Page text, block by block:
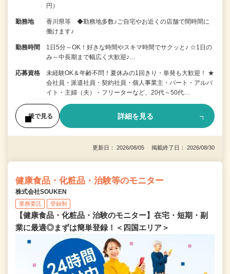
円）
勤務地
香川県等 ◆勤務地多数♪ご自宅やお近くの店舗で間時間に
働けます♪
勤務時間
1日5分～OK！好きな時間やスキマ時間でサクッと♪ ☆1日の
み～中長期まで幅広く大歓迎♪…
応募資格
未経験OK＆年齢不問！夏休みの1回きり・単発も大歓迎！ ★
会社員・派遣社員・契約社員・個人事業主・パート・アルバ
イト・主婦（夫）・フリーターなど、20代～50代…
後で見る 詳細を見る
更新日： 2026/08/05 掲載終了日： 2026/08/30
健康食品・化粧品・治験等のモニター
株式会社SOUKEN
業務委託 登録制
【健康食品・化粧品・治験のモニター】在宅・短期・副
業に最適◎まずは簡単登録！＜四国エリア＞